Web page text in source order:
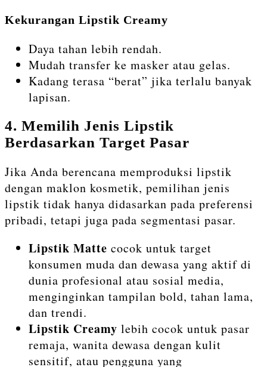
Kekurangan Lipstik Creamy
Daya tahan lebih rendah.
Mudah transfer ke masker atau gelas.
Kadang terasa “berat” jika terlalu banyak
lapisan.
4. Memilih Jenis Lipstik
Berdasarkan Target Pasar
Jika Anda berencana memproduksi lipstik
dengan maklon kosmetik, pemilihan jenis
lipstik tidak hanya didasarkan pada preferensi
pribadi, tetapi juga pada segmentasi pasar.
Lipstik Matte cocok untuk target
konsumen muda dan dewasa yang aktif di
dunia profesional atau sosial media,
menginginkan tampilan bold, tahan lama,
dan trendi.
Lipstik Creamy lebih cocok untuk pasar
remaja, wanita dewasa dengan kulit
sensitif, atau pengguna yang